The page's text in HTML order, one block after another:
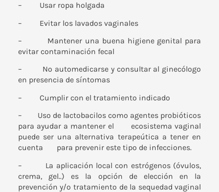
– Usar ropa holgada
– Evitar los lavados vaginales
– Mantener una buena higiene genital para
evitar contaminación fecal
– No automedicarse y consultar al ginecólogo
en presencia de síntomas
– Cumplir con el tratamiento indicado
– Uso de lactobacilos como agentes probióticos
para ayudar a mantener el ecosistema vaginal
puede ser una alternativa terapeútica a tener en
cuenta para prevenir este tipo de infecciones.
– La aplicación local con estrógenos (óvulos,
crema, gel..) es la opción de elección en la
prevención y/o tratamiento de la sequedad vaginal